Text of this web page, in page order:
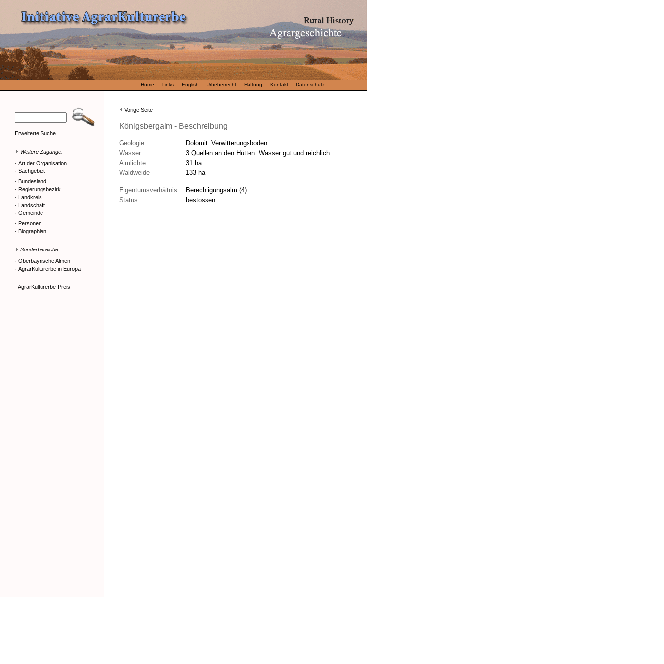
Home Links English Urheberrecht Haftung Kontakt Datenschutz
Erweiterte Suche
Weitere Zugänge:
· Art der Organisation
· Sachgebiet
· Bundesland
· Regierungsbezirk
· Landkreis
· Landschaft
· Gemeinde
· Personen
· Biographien
Sonderbereiche:
· Oberbayrische Almen
· AgrarKulturerbe in Europa
- AgrarKulturerbe-Preis
Vorige Seite
Königsbergalm - Beschreibung
Geologie
Dolomit. Verwitterungsboden.
Wasser
3 Quellen an den Hütten. Wasser gut und reichlich.
Almlichte
31 ha
Waldweide
133 ha
Eigentumsverhältnis
Berechtigungsalm (4)
Status
bestossen